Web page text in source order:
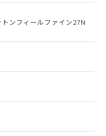
ンフィールファイン27N